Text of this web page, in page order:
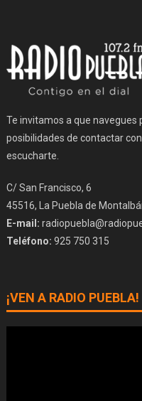
Te invitamos a que navegues
posibilidades de contactar
escucharte.
C/ San Francisco, 6
45516, La Puebla de
E-mail:
Teléfono: 925 750 315
¡VEN A RADIO PUEBLA!